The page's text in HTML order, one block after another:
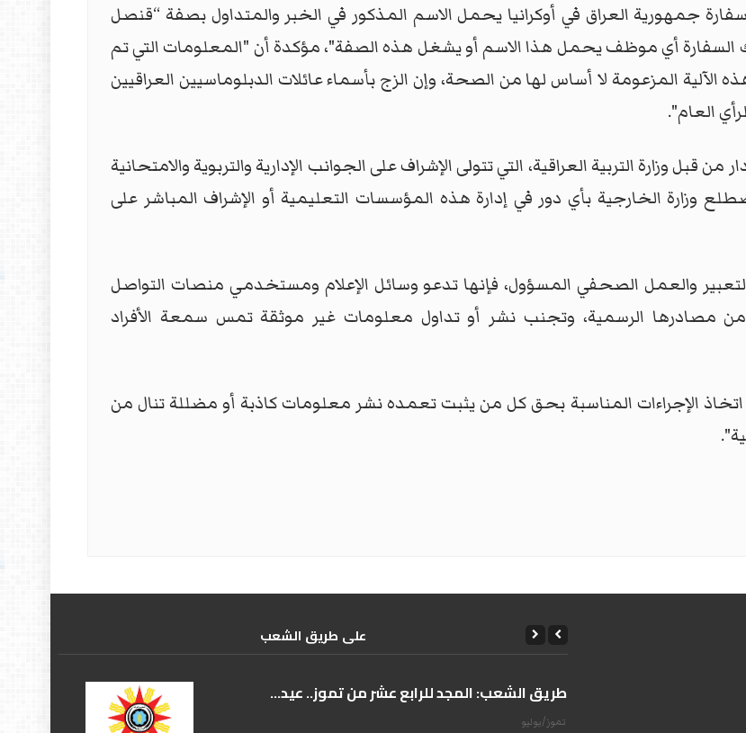
جمهورية العراق في أوكرانيا يحمل الاسم المذكور في الخبر والمتداول بصفة “قنصل
السفارة أي موظف يحمل هذا الاسم أو يشغل هذه الصفة"، مؤكدة أن "المعلومات التي تم
المزعومة لا أساس لها من الصحة، وإن الزج بأسماء عائلات الدبلوماسيين العراقيين
العام".
قبل وزارة التربية العراقية، التي تتولى الإشراف على الجوانب الإدارية والتربوية والامتحانية
وزارة الخارجية بأي دور في إدارة هذه المؤسسات التعليمية أو الإشراف المباشر على
التعبير والعمل الصحفي المسؤول، فإنها تدعو وسائل الإعلام ومستخدمي منصات التواصل
من مصادرها الرسمية، وتجنب نشر أو تداول معلومات غير موثقة تمس سمعة الأفراد
اتخاذ الإجراءات المناسبة بحق كل من يثبت تعمده نشر معلومات كاذبة أو مضللة تنال من
علی طریق الشعب
على طريق الشعب: المجد للرابع عشر من تموز.. عيد...